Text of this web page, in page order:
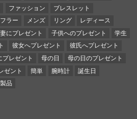
ファッション
ブレスレット
ラー メンズ リング
レディース
妻にプレゼント 子供へのプレゼント
学生
彼女へプレゼント
彼氏へプレゼント
プレゼント 母の日
母の日のプレゼント
ゼント 簡単 腕時計
誕生日
品